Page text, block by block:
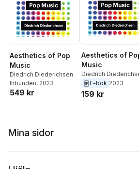
Aesthetics of Pop
Music
Diedrich Diederichsen
Inbunden, 2023
549 kr
Aesthetics of
Music
Diedrich
E-bok 2023
159 kr
Mina sidor